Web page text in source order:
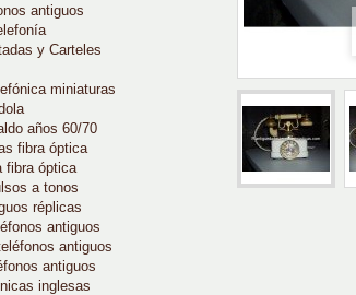
antiguos
y Carteles
miniaturas
años 60/70
fibra óptica
fibra óptica
a tonos
réplicas
antiguos
antiguos
antiguos
inglesas